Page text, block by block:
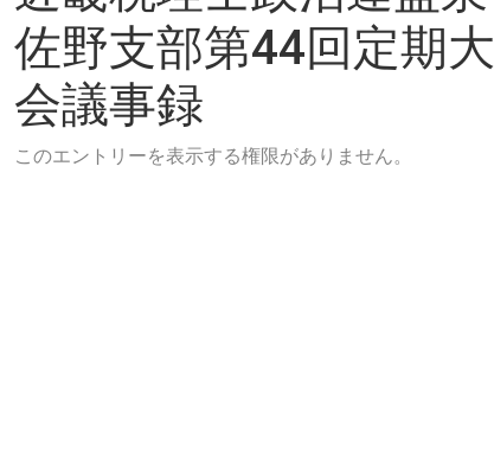
佐野支部第44回定期大
会議事録
このエントリーを表示する権限がありません。